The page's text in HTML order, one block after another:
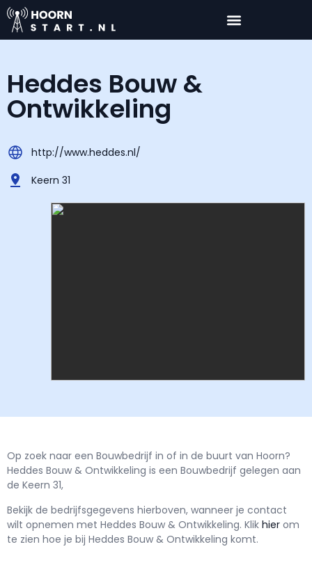
Heddes Bouw &
Ontwikkeling
http://www.heddes.nl/
Keern 31
Op zoek naar een Bouwbedrijf in of in de buurt van Hoorn?
Heddes Bouw & Ontwikkeling is een Bouwbedrijf gelegen aan
de Keern 31,
Bekijk de bedrijfsgegevens hierboven, wanneer je contact
wilt opnemen met Heddes Bouw & Ontwikkeling. Klik hier om
te zien hoe je bij Heddes Bouw & Ontwikkeling komt.